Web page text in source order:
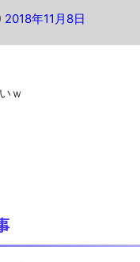
ゲームソフトCDの劣
落ちるまで』
2018年11月8日
ｗ